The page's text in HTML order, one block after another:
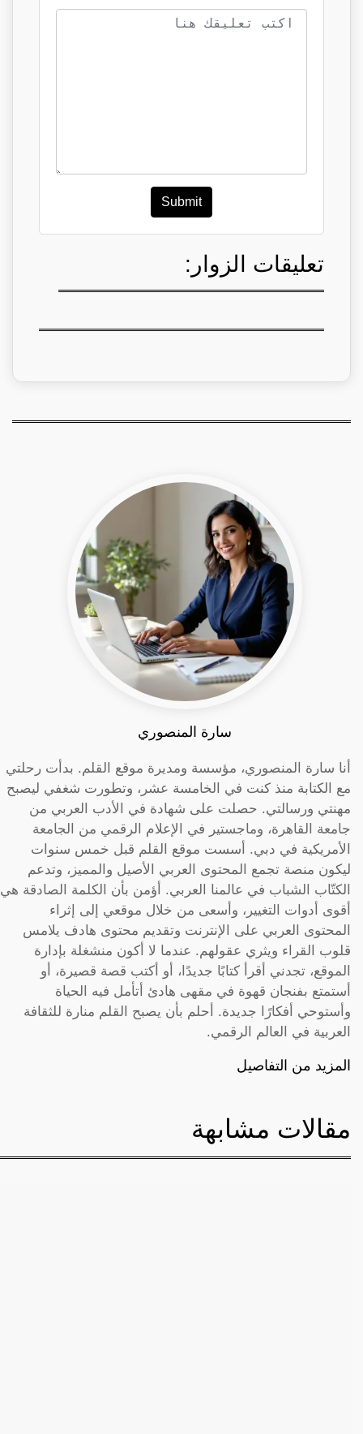
Submit
تعليقات الزوار:
سارة المنصوري
أنا سارة المنصوري، مؤسسة ومديرة موقع القلم. بدأت رحلتي
مع الكتابة منذ كنت في الخامسة عشر، وتطورت شغفي ليصبح
مهنتي ورسالتي. حصلت على شهادة في الأدب العربي من
جامعة القاهرة، وماجستير في الإعلام الرقمي من الجامعة
الأمريكية في دبي. أسست موقع القلم قبل خمس سنوات
ليكون منصة تجمع المحتوى العربي الأصيل والمميز، وتدعم
الكتّاب الشباب في عالمنا العربي. أؤمن بأن الكلمة الصادقة هي
أقوى أدوات التغيير، وأسعى من خلال موقعي إلى إثراء
المحتوى العربي على الإنترنت وتقديم محتوى هادف يلامس
قلوب القراء ويثري عقولهم. عندما لا أكون منشغلة بإدارة
الموقع، تجدني أقرأ كتابًا جديدًا، أو أكتب قصة قصيرة، أو
أستمتع بفنجان قهوة في مقهى هادئ أتأمل فيه الحياة
وأستوحي أفكارًا جديدة. أحلم بأن يصبح القلم منارة للثقافة
العربية في العالم الرقمي.
المزيد من التفاصيل
مقالات مشابهة